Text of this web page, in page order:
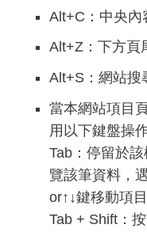
Alt+C：中央內
Alt+Z：下方頁
Alt+S：網站搜
當本網站項目
用以下鍵盤操
Tab：停留於
覽該筆資料，
or↑↓鍵移動項目
Tab + Shift：